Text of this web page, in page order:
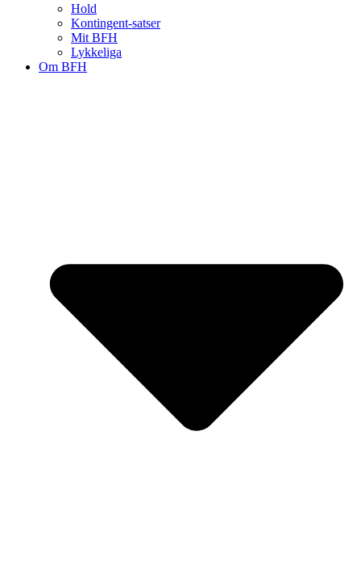
Hold
Kontingent-satser
Mit BFH
Lykkeliga
Om BFH